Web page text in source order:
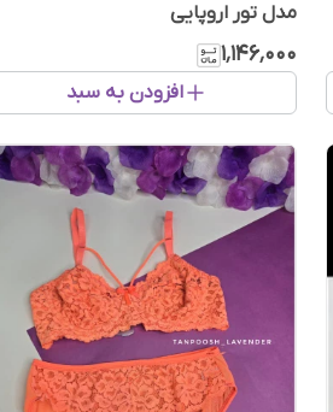
مدل تور اروپایی
۱٬۱۴۶٬۰۰۰
افزودن به سبد